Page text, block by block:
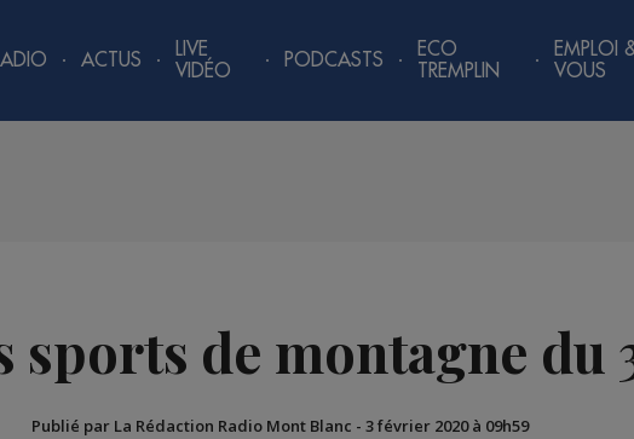
ACTUS
LIVE
VIDÉO
PODCASTS
ECO
TREMPLIN
EMPLOI
VOUS
sports de montagne du
Publié par La Rédaction Radio Mont Blanc - 3 février 2020 à 09h59